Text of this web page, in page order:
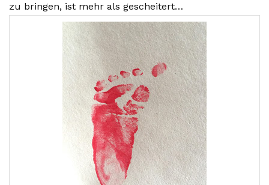
zu bringen, ist mehr als gescheitert…